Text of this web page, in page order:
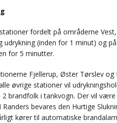
fordelt på områderne
(inden for 1 minut) og
for 5 minutter.
Fjellerup, Øster Tørslev
øvrige stationer vil
2 brandfolk i tankvogn. Der vil
bevares den Hurtige
kører til automatiske